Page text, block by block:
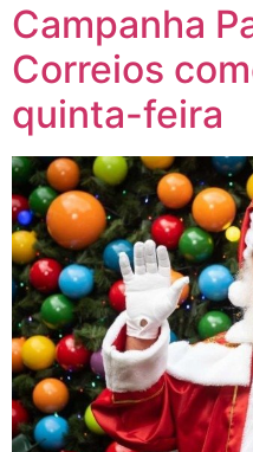
Campanha
Correios
quinta-feira